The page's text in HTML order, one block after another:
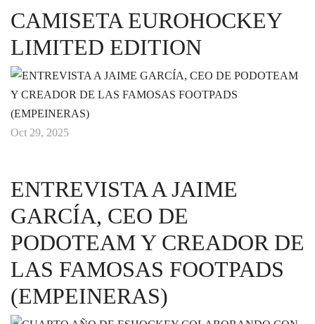
CAMISETA EUROHOCKEY
LIMITED EDITION
Oct 29, 2025
ENTREVISTA A JAIME
GARCÍA, CEO DE
PODOTEAM Y CREADOR DE
LAS FAMOSAS FOOTPADS
(EMPEINERAS)